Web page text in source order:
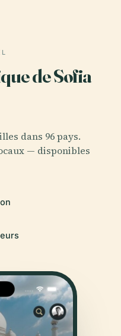
de Sofia
dans 96 pays.
— disponibles